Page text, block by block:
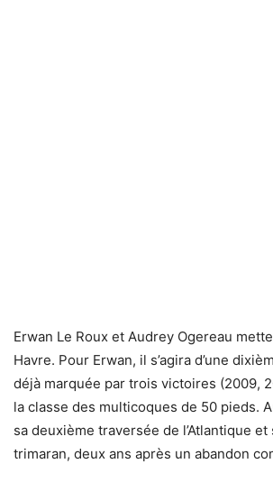
Erwan Le Roux et Audrey Ogereau
Havre. Pour Erwan, il s’agira d’une
déjà marquée par trois victoires (2009,
la classe des multicoques de 50 pieds.
sa deuxième traversée de l’Atlantique
trimaran, deux ans après un abandon